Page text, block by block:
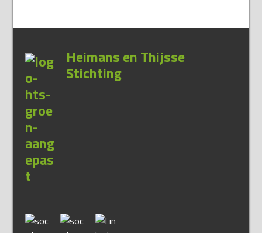
Heimans en Thijsse
Stichting